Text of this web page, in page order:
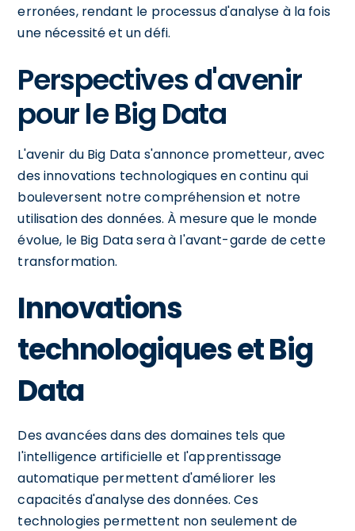
erronées, rendant le processus d'analyse à la fois
une nécessité et un défi.
Perspectives d'avenir
pour le Big Data
L'avenir du Big Data s'annonce prometteur, avec
des innovations technologiques en continu qui
bouleversent notre compréhension et notre
utilisation des données. À mesure que le monde
évolue, le Big Data sera à l'avant-garde de cette
transformation.
Innovations
technologiques et Big
Data
Des avancées dans des domaines tels que
l'intelligence artificielle et l'apprentissage
automatique permettent d'améliorer les
capacités d'analyse des données. Ces
technologies permettent non seulement de